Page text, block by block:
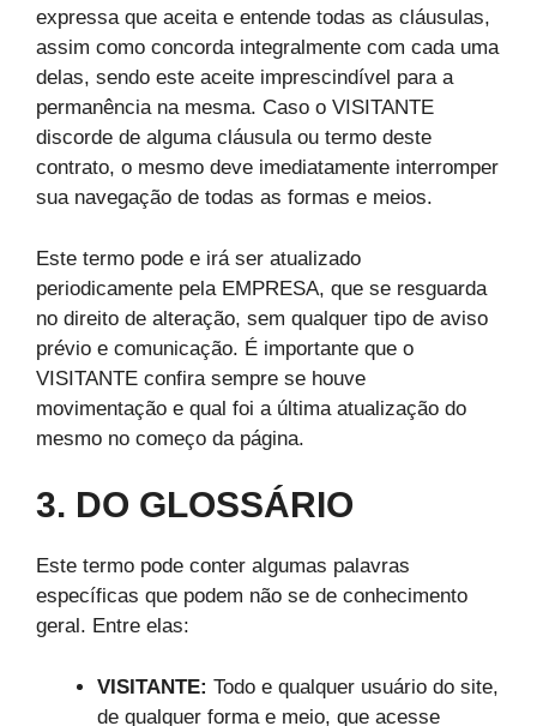
expressa que aceita e entende todas as cláusulas,
assim como concorda integralmente com cada uma
delas, sendo este aceite imprescindível para a
permanência na mesma. Caso o VISITANTE
discorde de alguma cláusula ou termo deste
contrato, o mesmo deve imediatamente interromper
sua navegação de todas as formas e meios.
Este termo pode e irá ser atualizado
periodicamente pela EMPRESA, que se resguarda
no direito de alteração, sem qualquer tipo de aviso
prévio e comunicação. É importante que o
VISITANTE confira sempre se houve
movimentação e qual foi a última atualização do
mesmo no começo da página.
3. DO GLOSSÁRIO
Este termo pode conter algumas palavras
específicas que podem não se de conhecimento
geral. Entre elas:
VISITANTE: Todo e qualquer usuário do site,
de qualquer forma e meio, que acesse